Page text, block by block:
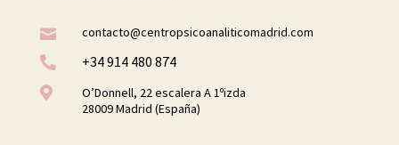

contacto@centropsicoanaliticomadrid.com

+34 914 480 874

O’Donnell, 22 escalera A 1ºizda
28009 Madrid (España)